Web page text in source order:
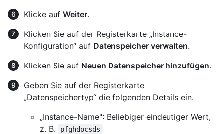
Klicke auf Weiter.
Klicken Sie auf der Registerkarte „Instance-
Konfiguration“ auf Datenspeicher verwalten.
Klicken Sie auf Neuen Datenspeicher hinzufügen.
Geben Sie auf der Registerkarte
„Datenspeichertyp“ die folgenden Details ein.
„Instance-Name": Beliebiger eindeutiger Wert,
z. B.
pfghdocsds